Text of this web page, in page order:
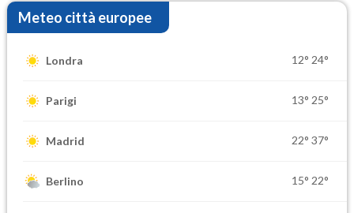
Meteo città europee
Londra 12° 24°
Parigi 13° 25°
Madrid 22° 37°
Berlino 15° 22°